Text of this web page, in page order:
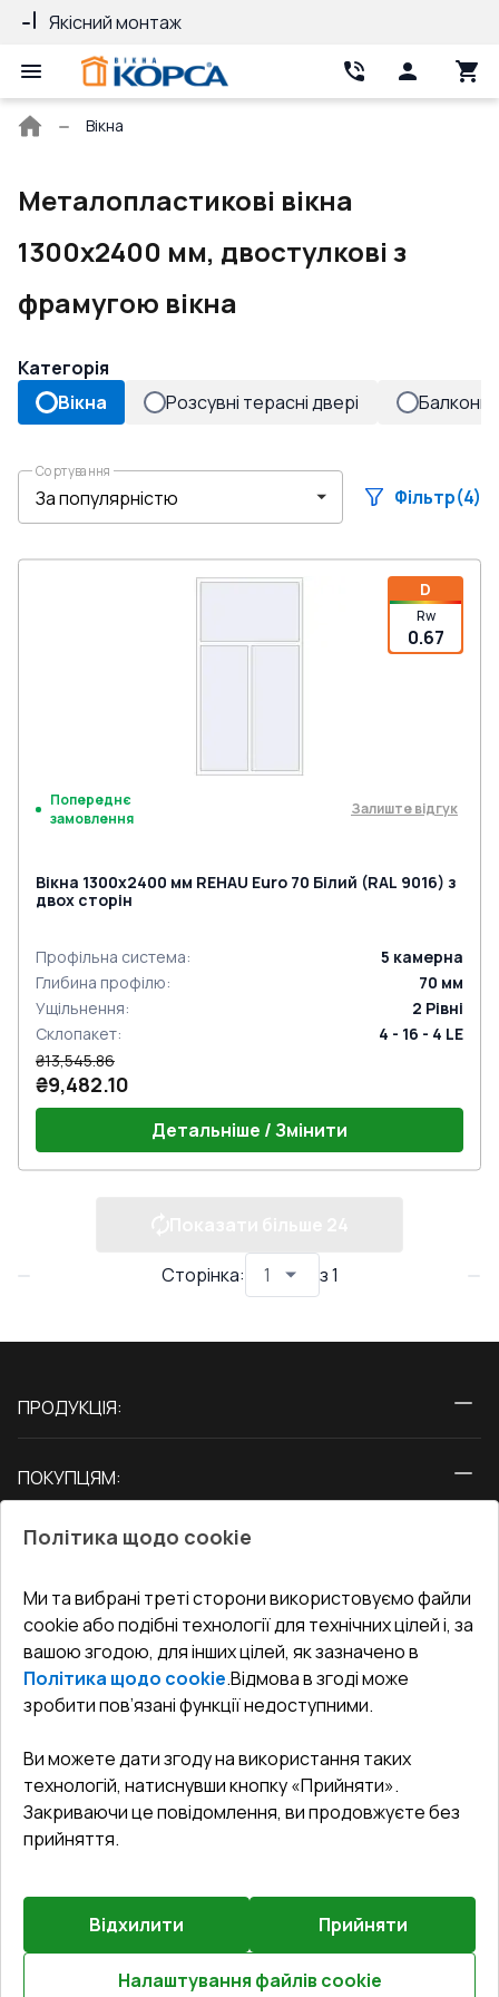
Якісний монтаж
Головна
Вікна
Металопластикові вікна
1300x2400 мм, двостулкові з
фрамугою вікна
Категорія
Вікна
Розсувні терасні двері Балконні
Сортування
Фільтр(4)
D
Rw
0.67
Попереднє
замовлення
Залиште відгук
Вікна 1300x2400 мм REHAU Euro 70 Білий (RAL 9016) з
двох сторін
Профільна система: 5 камерна
Глибина профілю: 70 мм
Ущільнення: 2 Рівні
Склопакет:
4 - 16 - 4 LE
₴13,545.86
₴9,482.10
Детальніше / Змінити
Сторінка: з1
ПРОДУКЦІЯ:
Двері
ПОКУПЦЯМ:
Блог
Адреса гіпермаркета
Як правильно заміряти вікна
СЕРВІС ТА ОБЛУГОВУВАННЯ:
Доставка і Оплата
Гарантія та Сервіс
Повернення товару
Договір публічної оферти
КОНТАКТИ
Офіс:Україна, м. Вінниця, вул. Келецька 60 кв. 61
undefined(undefined)
©2026 Всі права захищені.
Сайт створено на платформіVitrager.com.
Повідомити про проблему?
Політика щодо cookie
Ми та вибрані треті сторони використовуємо файли
cookie або подібні технології для технічних цілей і, за
вашою згодою, для інших цілей, як зазначено в
Політика щодо cookie.Відмова в згоді може
зробити пов’язані функції недоступними.
Ви можете дати згоду на використання таких
технологій, натиснувши кнопку «Прийняти».
Закриваючи це повідомлення, ви продовжуєте без
прийняття.
Відхилити Прийняти
Налаштування файлів cookie